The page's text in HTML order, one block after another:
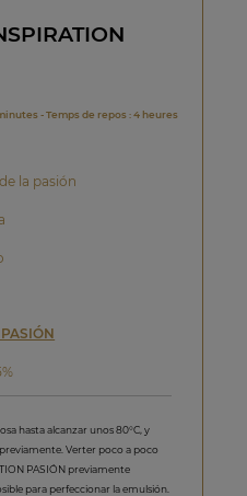
- Temps de repos : 4 heures
la pasión
hasta alcanzar unos 80°C, y
Verter poco a poco
PASIÓN previamente
para perfeccionar la emulsión.